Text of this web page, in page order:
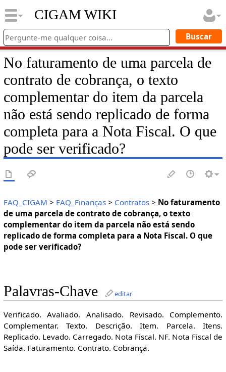
CIGAM WIKI
No faturamento de uma parcela de
contrato de cobrança, o texto
complementar do item da parcela
não está sendo replicado de forma
completa para a Nota Fiscal. O que
pode ser verificado?
FAQ_CIGAM > FAQ_Finanças> Contratos> No faturamento
de uma parcela de contrato de cobrança, o texto
complementar do item da parcela não está sendo
replicado de forma completa para a Nota Fiscal. O que
pode ser verificado?
Palavras-Chave editar
Verificado. Avaliado. Analisado. Revisado. Complemento.
Complementar. Texto. Descrição. Item. Parcela. Itens.
Replicado. Levado. Carregado. Nota Fiscal. NF. Nota Fiscal de
Saída. Faturamento. Contrato. Cobrança.